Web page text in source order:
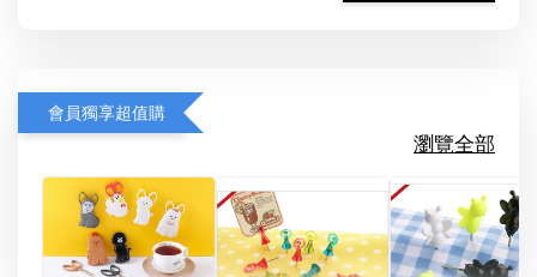
會員獨享超值購
瀏覽全部